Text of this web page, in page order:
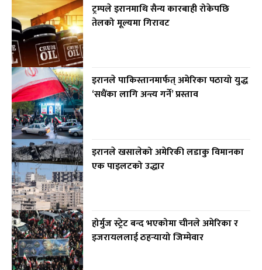
ट्रम्पले इरानमाथि सैन्य कारबाही रोकेपछि
तेलको मूल्यमा गिरावट
इरानले पाकिस्तानमार्फत् अमेरिका पठायो युद्ध
‘सधैंका लागि अन्त्य गर्ने’ प्रस्ताव
इरानले खसालेको अमेरिकी लडाकु विमानका
एक पाइलटको उद्धार
होर्मुज स्ट्रेट बन्द भएकोमा चीनले अमेरिका र
इजरायललाई ठहर्‍यायो जिम्मेवार